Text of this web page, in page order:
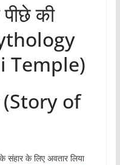
की
Temple)
(Story of
के संहार के लिए अवतार लिया